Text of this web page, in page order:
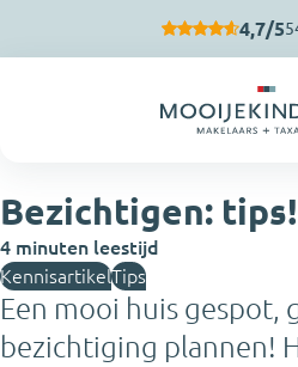
4,7/5
Bezichtigen: tips!
4 minuten leestijd
KennisartikelTips
Een mooi huis gespot,
bezichtiging plannen!